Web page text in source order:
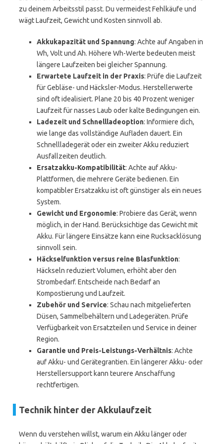
zu deinem Arbeitsstil passt. Du vermeidest Fehlkäufe und
wägt Laufzeit, Gewicht und Kosten sinnvoll ab.
Akkukapazität und Spannung: Achte auf Angaben in
Wh, Volt und Ah. Höhere Wh-Werte bedeuten meist
längere Laufzeiten bei gleicher Spannung.
Erwartete Laufzeit in der Praxis: Prüfe die Laufzeit
für Gebläse- und Häcksler-Modus. Herstellerwerte
sind oft idealisiert. Plane 20 bis 40 Prozent weniger
Laufzeit für nasses Laub oder kalte Bedingungen ein.
Ladezeit und Schnellladeoption: Informiere dich,
wie lange das vollständige Aufladen dauert. Ein
Schnellladegerät oder ein zweiter Akku reduziert
Ausfallzeiten deutlich.
Ersatzakku-Kompatibilität: Achte auf Akku-
Plattformen, die mehrere Geräte bedienen. Ein
kompatibler Ersatzakku ist oft günstiger als ein neues
System.
Gewicht und Ergonomie: Probiere das Gerät, wenn
möglich, in der Hand. Berücksichtige das Gewicht mit
Akku. Für längere Einsätze kann eine Rucksacklösung
sinnvoll sein.
Häckselfunktion versus reine Blasfunktion:
Häckseln reduziert Volumen, erhöht aber den
Strombedarf. Entscheide nach Bedarf an
Kompostierung und Laufzeit.
Zubehör und Service: Schau nach mitgelieferten
Düsen, Sammelbehältern und Ladegeräten. Prüfe
Verfügbarkeit von Ersatzteilen und Service in deiner
Region.
Garantie und Preis-Leistungs-Verhältnis: Achte
auf Akku- und Gerätegrantien. Ein längerer Akku- oder
Herstellersupport kann teurere Anschaffung
rechtfertigen.
Technik hinter der Akkulaufzeit
Wenn du verstehen willst, warum ein Akku länger oder